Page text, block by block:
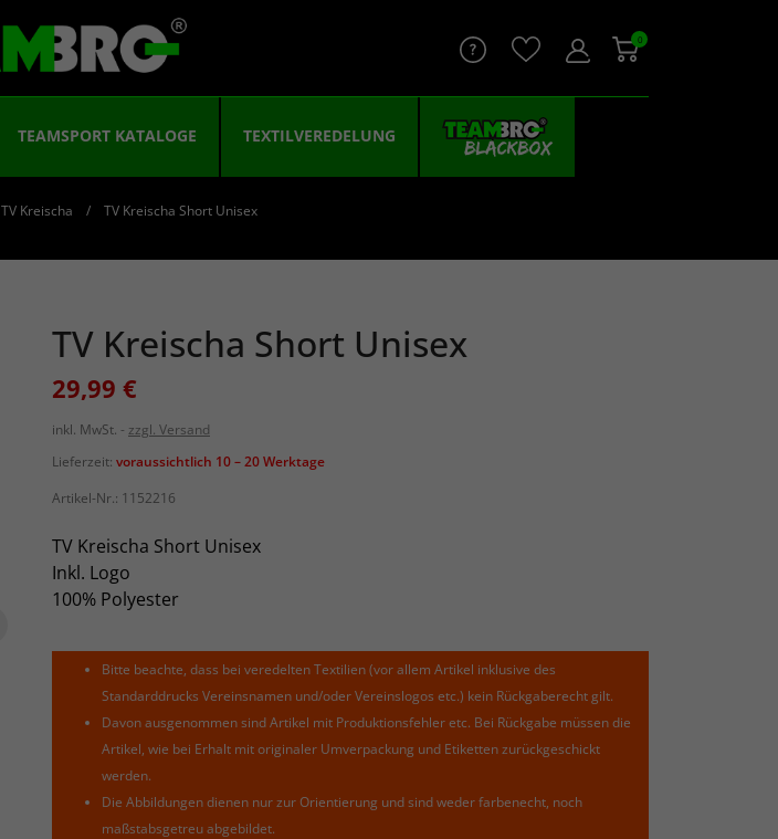
0
TEAMSPORT KATALOGE TEXTILVEREDELUNG
TV Kreischa TV Kreischa Short Unisex
TV Kreischa Short Unisex
29,99 €
inkl. MwSt.
zzgl. Versand
Lieferzeit: voraussichtlich 10 – 20 Werktage
Artikel-Nr.: 1152216
TV Kreischa Short Unisex
Inkl. Logo
100% Polyester
Bitte beachte, dass bei veredelten Textilien (vor allem Artikel inklusive des
Standarddrucks Vereinsnamen und/oder Vereinslogos etc.) kein Rückgaberecht gilt.
Davon ausgenommen sind Artikel mit Produktionsfehler etc. Bei Rückgabe müssen die
Artikel, wie bei Erhalt mit originaler Umverpackung und Etiketten zurückgeschickt
werden.
Die Abbildungen dienen nur zur Orientierung und sind weder farbenecht, noch
maßstabsgetreu abgebildet.